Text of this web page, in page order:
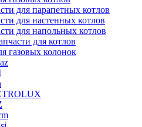
для парапетных котлов
для настенных котлов
для напольных котлов
для котлов
газовых колонок